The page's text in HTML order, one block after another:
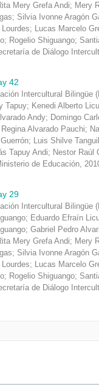
Mery Grefa Andi; Mery
; Silvia Ivonne Aragón
; Lucas Marcelo
; Rogelio Shiguango;
de Diálogo
42
Intercultural Bilingüe
Tapuy; Kenedi Alberto
Andy; Domingo
Alvarado Pauchi;
; Luis Shilve
Tapuy Andi; Nestor Raúl
de Educación,
29
Intercultural Bilingüe
; Eduardo Efraín
; Gabriel Pedro
Mery Grefa Andi; Mery
; Silvia Ivonne Aragón
; Lucas Marcelo
; Rogelio Shiguango;
de Diálogo